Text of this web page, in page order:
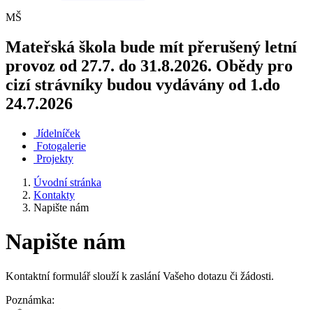
MŠ
Mateřská škola bude mít přerušený letní
provoz od 27.7. do 31.8.2026. Obědy pro
cizí strávníky budou vydávány od 1.do
24.7.2026
Jídelníček
Fotogalerie
Projekty
Úvodní stránka
Kontakty
Napište nám
Napište nám
Kontaktní formulář slouží k zaslání Vašeho dotazu či žádosti.
Poznámka: